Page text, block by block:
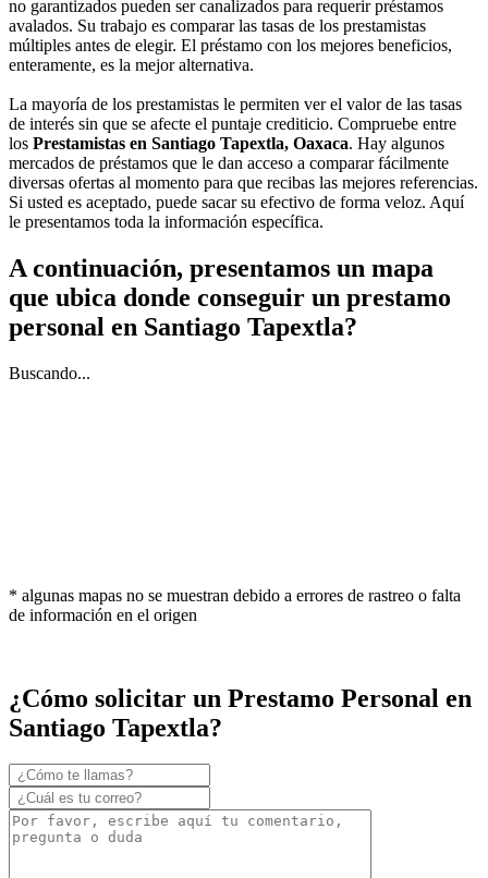
no garantizados pueden ser canalizados para requerir préstamos
avalados. Su trabajo es comparar las tasas de los prestamistas
múltiples antes de elegir. El préstamo con los mejores beneficios,
enteramente, es la mejor alternativa.
La mayoría de los prestamistas le permiten ver el valor de las tasas
de interés sin que se afecte el puntaje crediticio. Compruebe entre
los Prestamistas en Santiago Tapextla, Oaxaca. Hay algunos
mercados de préstamos que le dan acceso a comparar fácilmente
diversas ofertas al momento para que recibas las mejores referencias.
Si usted es aceptado, puede sacar su efectivo de forma veloz. Aquí
le presentamos toda la información específica.
A continuación, presentamos un mapa
que ubica donde conseguir un prestamo
personal en Santiago Tapextla?
Buscando...
* algunas mapas no se muestran debido a errores de rastreo o falta
de información en el origen
¿Cómo solicitar un Prestamo Personal en
Santiago Tapextla?